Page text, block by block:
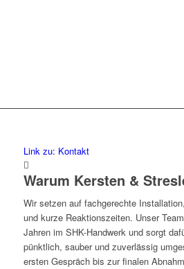
Link zu: Kontakt
Warum Kersten &
Wir setzen auf fachgerechte
und kurze Reaktionszeiten. Unser
Jahren im SHK-Handwerk und sorgt
pünktlich, sauber und zuverlässig
ersten Gespräch bis zur finalen